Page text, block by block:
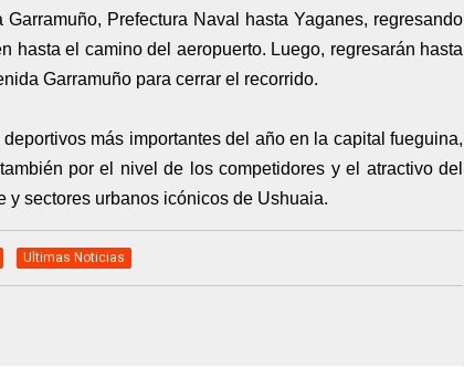
Prefectura Naval hasta Yaganes, regresando
hasta el camino del aeropuerto. Luego, regresarán hasta
Garramuño para cerrar el recorrido.
más importantes del año en la capital fueguina,
por el nivel de los competidores y el atractivo del
sectores urbanos icónicos de Ushuaia.
Ultimas Noticias